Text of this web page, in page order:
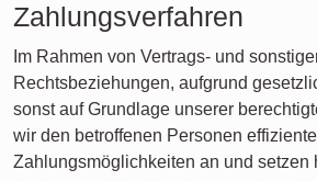
Zahlungsverfahren
Im Rahmen von Vertrags- und
Rechtsbeziehungen, aufgrund
sonst auf Grundlage unserer
wir den betroffenen Personen
Zahlungsmöglichkeiten an und setzen